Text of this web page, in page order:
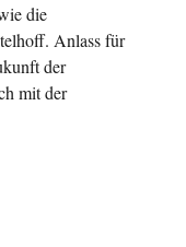
die
Anlass für
der
mit der